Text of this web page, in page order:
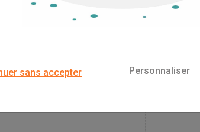
défiscalisation immobilière
: 90 niches fiscales en
sans accepter Personnaliser